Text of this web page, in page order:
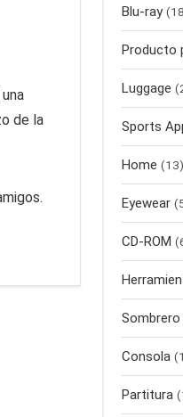
de la
Blu-ray
Producto
Luggage
Sports
Home (13)
Eyewear
CD-ROM
Sombrero
Consola
Partitura